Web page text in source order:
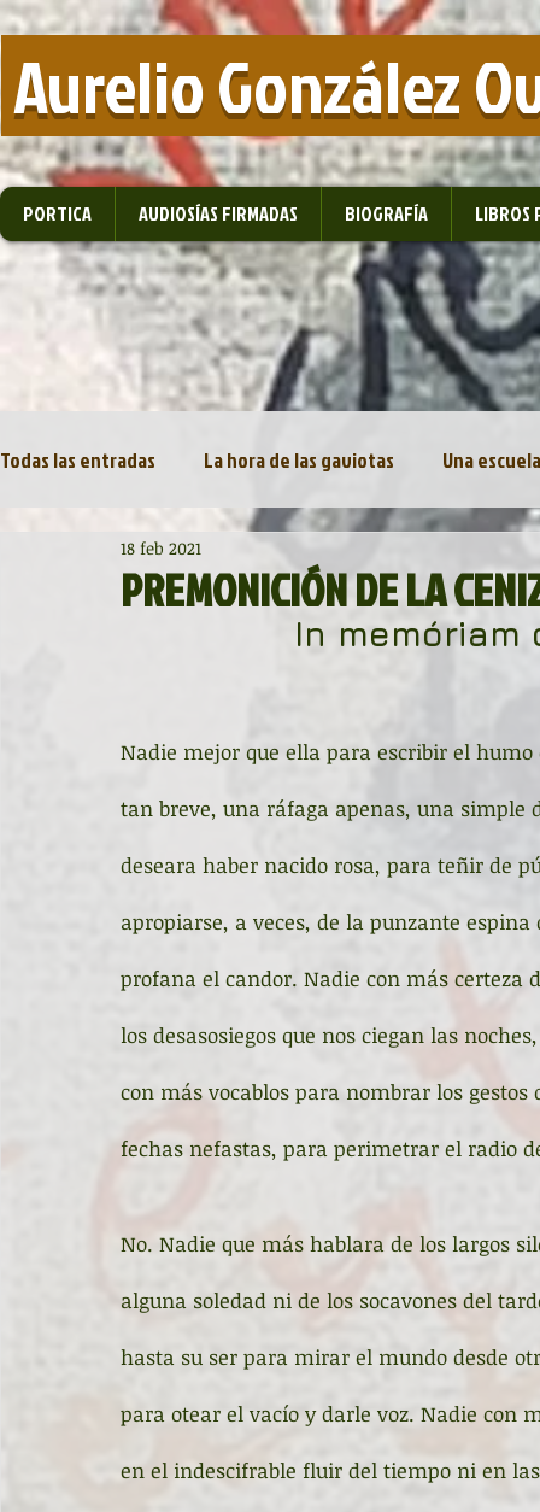
Aurelio González
PORTICA AUDIOSÍAS FIRMADAS BIOGRAFÍA LIBROS
Todas las entradas La hora de las gaviotas Una
Diccionario de mitos clásicos
La rucha Asociación
Asturias Capital Mundial Poesía Fundación Princesa
Día Mundial de la Poesía Galardones Recital
Entonces Vengo del norte Pequeños pasos
PREMONICIÓN DE LA
18 feb 2021
In memóriam
Nadie mejor que ella para escribir el
tan breve, una ráfaga apenas, una
deseara haber nacido rosa, para teñir de
apropiarse, a veces, de la punzante
profana el candor. Nadie con más certeza
los desasosiegos que nos ciegan las
con más vocablos para nombrar los
fechas nefastas, para perimetrar el radio
No. Nadie que más hablara de los largos
alguna soledad ni de los socavones del
hasta su ser para mirar el mundo desde
para otear el vacío y darle voz. Nadie con
en el indescifrable fluir del tiempo ni en